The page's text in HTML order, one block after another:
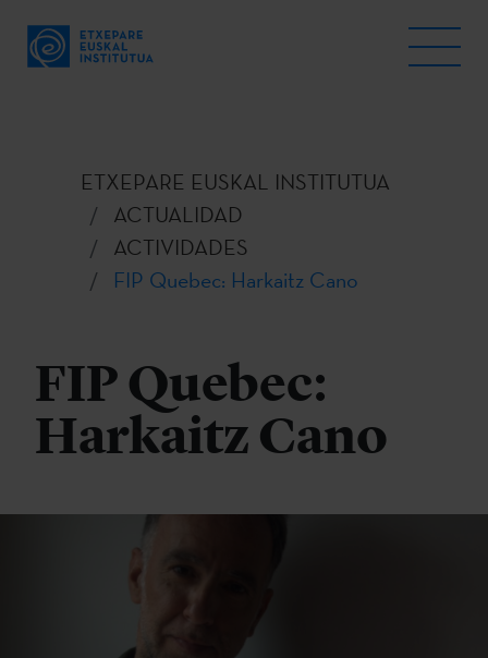
ETXEPARE EUSKAL INSTITUTUA
ACTUALIDAD
ACTIVIDADES
FIP Quebec: Harkaitz Cano
FIP Quebec:
Harkaitz Cano